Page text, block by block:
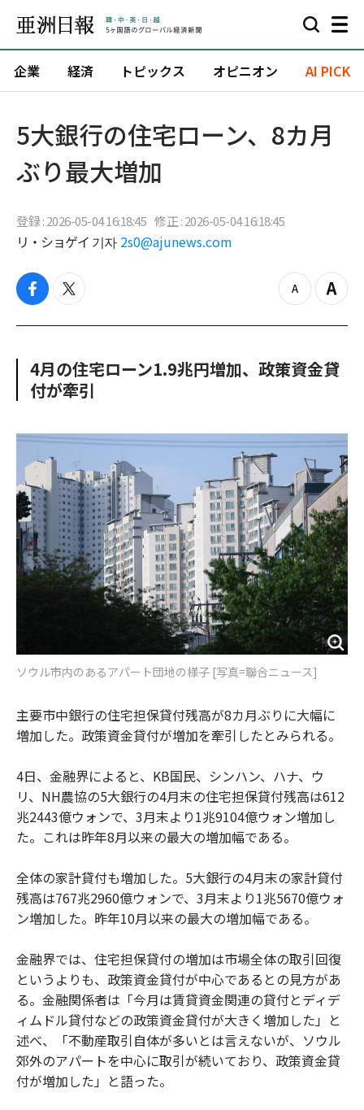
企業 経済 トピックス オピニオン AI PICK
5大銀行の住宅ローン、8カ月
ぶり最大増加
登録 : 2026-05-04 16:18:45 修正 : 2026-05-04 16:18:45
リ・ショゲイ 기자 2s0@ajunews.com
f
c
o
o
k
t
i
e
r
z
o
u
Z
o
n
4月の住宅ローン1.9兆円増加、政策資金貸
付が牽引
ソウル市内のあるアパート団地の様子 [写真=聯合ニュース]
主要市中銀行の住宅担保貸付残高が8カ月ぶりに大幅に
増加した。政策資金貸付が増加を牽引したとみられる。
4日、金融界によると、KB国民、シンハン、ハナ、ウ
リ、NH農協の5大銀行の4月末の住宅担保貸付残高は612
兆2443億ウォンで、3月末より1兆9104億ウォン増加し
た。これは昨年8月以来の最大の増加幅である。
全体の家計貸付も増加した。5大銀行の4月末の家計貸付
残高は767兆2960億ウォンで、3月末より1兆5670億ウォ
ン増加した。昨年10月以来の最大の増加幅である。
金融界では、住宅担保貸付の増加は市場全体の取引回復
というよりも、政策資金貸付が中心であるとの見方があ
る。金融関係者は「今月は賃貸資金関連の貸付とディデ
ィムドル貸付などの政策資金貸付が大きく増加した」と
述べ、「不動産取引自体が多いとは言えないが、ソウル
郊外のアパートを中心に取引が続いており、政策資金貸
付が増加した」と語った。